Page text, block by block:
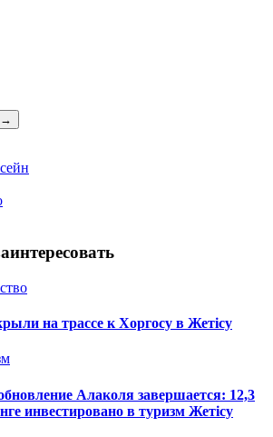
→
на трассе к Хоргосу в Жетісу
Алаколя завершается: 12,3
инвестировано в туризм Жетісу